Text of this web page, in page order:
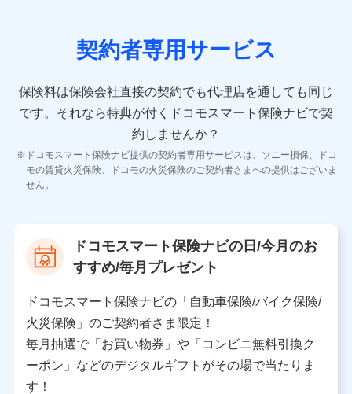
10.受託業務の 個人情報
11.マイカー通勤管理クラウド並びに法人向けASPサー
ビスに関してのお問い合わせ情報
各種お問い合わせに対応するため
当社のサービスに関する情報提供や、皆様に有用なお知らせ
をお送りするため
当社の対応品質向上やお問い合わせ内容の正確な把握のため
個人情報保護管理者の職名、連絡先
〒103-0013 東京都中央区日本橋人形町2-14-10 アー
バンネット日本橋ビル 3F
株式会社ドコモ・インシュアランス
個人情報の第三者提供について
契約者専用サービス
保険料は保険会社直接の契約でも代理店を通しても同じ
です。 それなら特典が付くドコモスマート保険ナビで契
約しませんか？
ドコモスマート保険ナビ提供の契約者専用サービスは、ソニー損保、ドコ
モの賃貸火災保険、ドコモの火災保険のご契約者さまへの提供はございま
せん。
ドコモスマート保険ナビの日/今月のお
すすめ/毎月プレゼント
ドコモスマート保険ナビの「自動車保険/バイク保険/
火災保険」のご契約者さま限定！
毎月抽選で「お買い物券」や「コンビニ無料引換ク
ーポン」などのデジタルギフトがその場で当たりま
す！